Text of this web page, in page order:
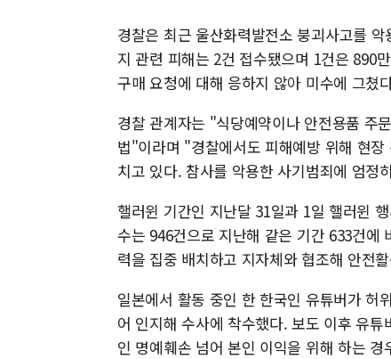
경찰은 최근 울산화력발전소 붕괴사고를
지 관련 피해는 2건 접수됐으며 1건은 890
구매 요청에 대해 응하지 않아 미수에 그쳤
경찰 관계자는 "식당예약이나 안전용품 주
법"이라며 "경찰에서도 피해예방 위해 현
치고 있다. 참사를 악용한 사기범죄에 엄정
핼러윈 기간인 지난달 31일과 1일 핼러윈
수는 946건으로 지난해 같은 기간 633건
력을 집중 배치하고 지자체와 협조해 안전
일본에서 활동 중인 한 한국인 유튜버가 허
어 인지해 수사에 착수했다. 보도 이후 유
인 명예훼손 넘어 본인 이익을 위해 하는